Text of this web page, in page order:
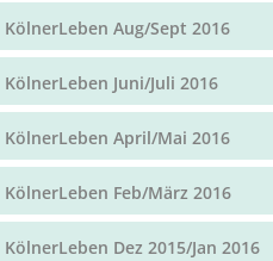
KölnerLeben Aug/Sept 2016
KölnerLeben Juni/Juli 2016
KölnerLeben April/Mai 2016
KölnerLeben Feb/März 2016
KölnerLeben Dez 2015/Jan 2016